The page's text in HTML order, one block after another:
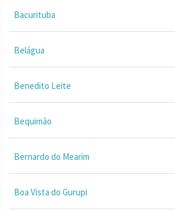
Bacurituba
Belágua
Benedito Leite
Bequimão
Bernardo do Mearim
Boa Vista do Gurupi